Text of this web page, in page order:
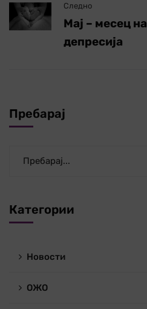
Следно
Мај – месец
депресија
Пребарај
Категории
Новости
ОЖО